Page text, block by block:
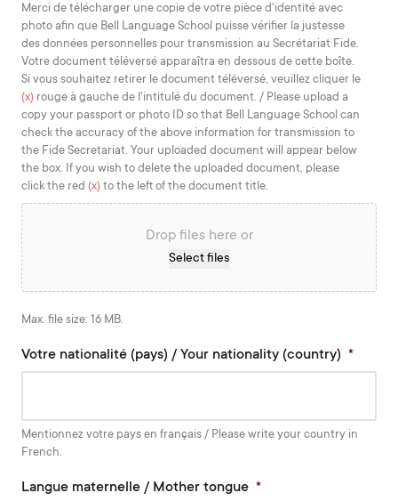
MM
slash
YYYY
Merci de télécharger une copie de votre pièce d'identité avec
photo afin que Bell Language School puisse vérifier la justesse
des données personnelles pour transmission au Secrétariat Fide.
Votre document téléversé apparaîtra en dessous de cette boîte.
Si vous souhaitez retirer le document téléversé, veuillez cliquer le
(x) rouge à gauche de l'intitulé du document. / Please upload a
copy your passport or photo ID so that Bell Language School can
check the accuracy of the above information for transmission to
the Fide Secretariat. Your uploaded document will appear below
the box. If you wish to delete the uploaded document, please
click the red (x) to the left of the document title.
Drop files here or
Select files
Max. file size: 16 MB.
Votre nationalité (pays) / Your nationality (country) *
Mentionnez votre pays en français / Please write your country in
French.
Langue maternelle / Mother tongue *